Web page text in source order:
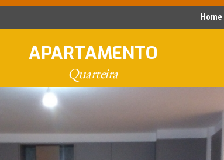
Home
APARTAMENTO
Quarteira